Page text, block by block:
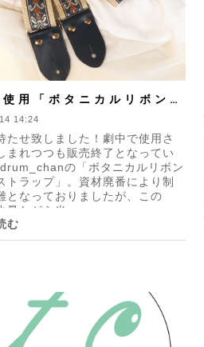
使用「ボタニカルリボンギ
トラップ」【復刻決定】
14:24
たせ致しました！劇中で使用さ
まれつつも販売終了となってい
の「ボタニカルリボン
トラップ」。資材廃番により制
となっておりましたが、この
量ながら当...
む